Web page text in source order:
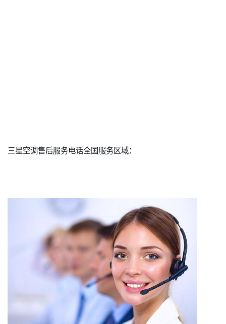
三星空调售后服务电话全国服务区域：